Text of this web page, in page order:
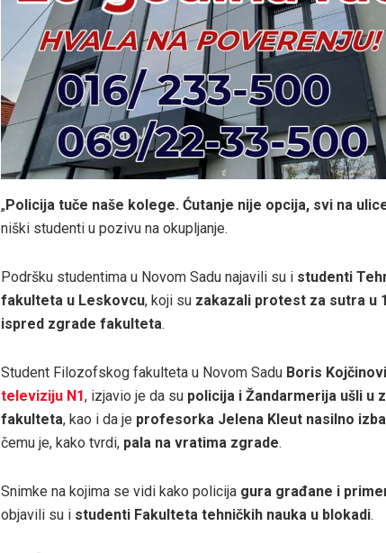
„Policija tuče naše kolege. Ćutanje nije opcija, svi na
niški studenti u pozivu na okupljanje.
Podršku studentima u Novom Sadu najavili su i studenti
fakulteta u Leskovcu, koji su zakazali protest za sutra u
ispred zgrade fakulteta.
Student Filozofskog fakulteta u Novom Sadu Boris
televiziju N1, izjavio je da su policija i Žandarmerija ušli u
fakulteta, kao i da je profesorka Jelena Kleut nasilno
čemu je, kako tvrdi, pala na vratima zgrade.
Snimke na kojima se vidi kako policija gura građane i
objavili su i studenti Fakulteta tehničkih nauka u blokadi.